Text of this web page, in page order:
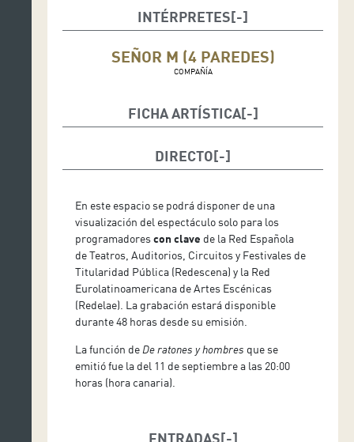
INTÉRPRETES
SEÑOR M (4 PAREDES)
COMPAÑÍA
FICHA ARTÍSTICA
Intérpretes: Gadiel López, Héctor Sánchez y Laura
Música: Jorge Arbeláez
DIRECTO
En este espacio se podrá disponer de una
visualización del espectáculo solo para los
programadorescon clave de la Red Española
de Teatros, Auditorios, Circuitos y Festivales de
Titularidad Pública (Redescena) y la Red
Eurolatinoamericana de Artes Escénicas
(Redelae). La grabación estará disponible
durante 48 horas desde su emisión.
La función de De ratones y hombres que se
emitió fue la del 11 de septiembre a las 20:00
horas (hora canaria).
ENTRADAS